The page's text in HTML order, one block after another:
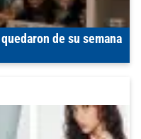
de su semana